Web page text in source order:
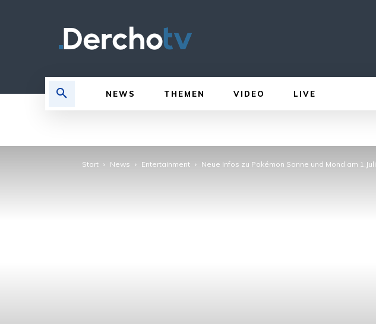
NEWS THEMEN VIDEO LIVE
Start News Entertainment Neue Infos zu Pokémon Sonne und Mond am 1.Juli